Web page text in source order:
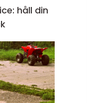
håll din